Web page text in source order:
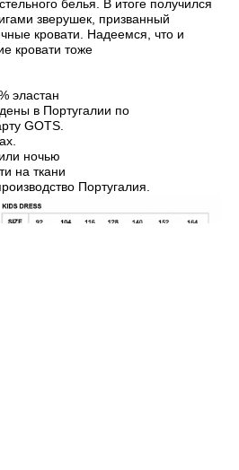
белья. В итоге получился
зверушек, призванный
кровати. Надеемся, что и
кровати тоже
эластан
в Португалии по
GOTS.
ночью
на ткани
Португалия.